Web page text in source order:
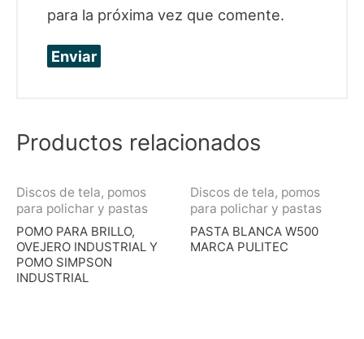
para la próxima vez que comente.
Productos relacionados
Discos de tela, pomos
para polichar y pastas
POMO PARA BRILLO,
OVEJERO INDUSTRIAL Y
POMO SIMPSON
INDUSTRIAL
Discos de tela, pomos
para polichar y pastas
PASTA BLANCA W500
MARCA PULITEC